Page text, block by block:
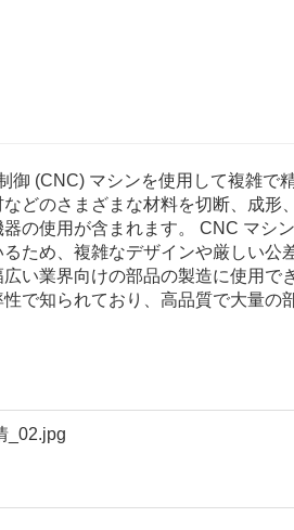
(CNC) マシンを使用して複雑で
どのさまざまな材料を切断、成形
の使用が含まれます。 CNC マシ
ため、複雑なデザインや厳しい公
い業界向けの部品の製造に使用で
で知られており、高品質で大量の